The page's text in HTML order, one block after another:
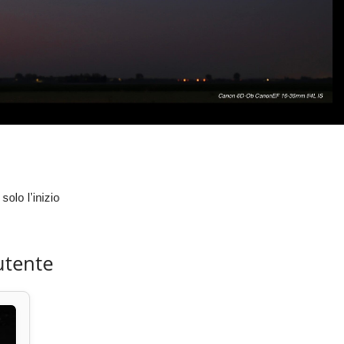
l’inizio